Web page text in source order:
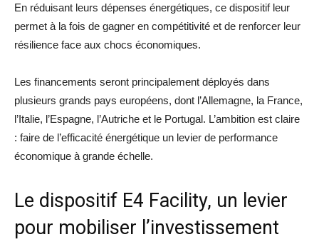
En réduisant leurs dépenses énergétiques, ce dispositif leur
permet à la fois de gagner en compétitivité et de renforcer leur
résilience face aux chocs économiques.
Les financements seront principalement déployés dans
plusieurs grands pays européens, dont l’Allemagne, la France,
l’Italie, l’Espagne, l’Autriche et le Portugal. L’ambition est claire
: faire de l’efficacité énergétique un levier de performance
économique à grande échelle.
Le dispositif E4 Facility, un levier
pour mobiliser l’investissement